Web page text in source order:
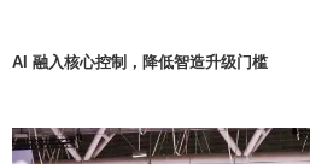
AI 融入核心控制，降低智造升级门槛